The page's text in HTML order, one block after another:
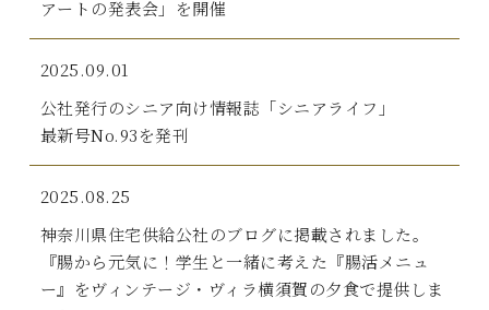
アートの発表会」を開催
2025.09.01
公社発行のシニア向け情報誌「シニアライフ」
最新号No.93を発刊
2025.08.25
神奈川県住宅供給公社のブログに掲載されました。
『腸から元気に！学生と一緒に考えた『腸活メニュ
ー』をヴィンテージ・ヴィラ横須賀の夕食で提供しま